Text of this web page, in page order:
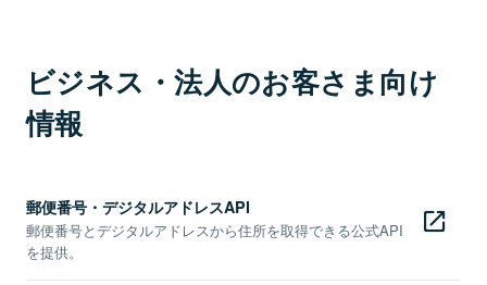
ビジネス・法人のお客さま向け
情報
郵便番号・デジタルアドレスAPI
郵便番号とデジタルアドレスから住所を取得できる公式API
を提供。